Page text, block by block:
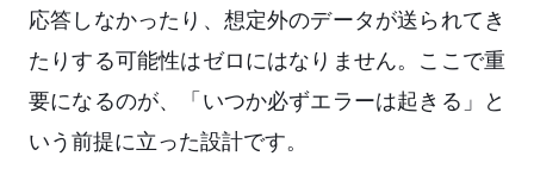
応答しなかったり、想定外のデータが送られてき
たりする可能性はゼロにはなりません。ここで重
要になるのが、「いつか必ずエラーは起きる」と
いう前提に立った設計です。